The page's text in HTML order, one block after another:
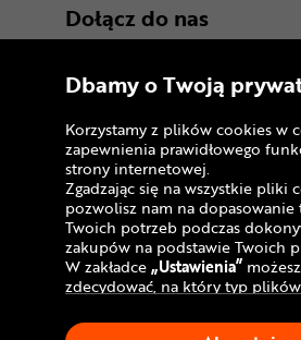
Dołącz do nas
Copyright © 2005 - 2026
Polityka prywatności i zasady
serwisu
Informacja o plikach cookies
Mapa witryny
Dbamy o Twoją
Korzystamy z plików cookies w
zapewnienia prawidłowego
strony internetowej.
Zgadzając się na wszystkie pliki
pozwolisz nam na dopasowanie
Twoich potrzeb podczas
zakupów na podstawie Twoich
W zakładce„Ustawienia”
zdecydować, na który typ
Klikając„Akceptuję”, wyrażasz